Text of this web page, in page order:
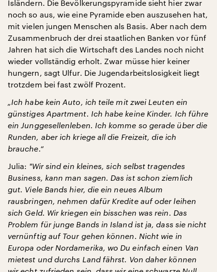
Isländern. Die Bevölkerungspyramide sieht hier zwar
noch so aus, wie eine Pyramide eben auszusehen hat,
mit vielen jungen Menschen als Basis. Aber nach dem
Zusammenbruch der drei staatlichen Banken vor fünf
Jahren hat sich die Wirtschaft des Landes noch nicht
wieder vollständig erholt. Zwar müsse hier keiner
hungern, sagt Ulfur. Die Jugendarbeitslosigkeit liegt
trotzdem bei fast zwölf Prozent.
„Ich habe kein Auto, ich teile mit zwei Leuten ein
günstiges Apartment. Ich habe keine Kinder. Ich führe
ein Junggesellenleben. Ich komme so gerade über die
Runden, aber ich kriege all die Freizeit, die ich
brauche.“
Julia: "Wir sind ein kleines, sich selbst tragendes
Business, kann man sagen. Das ist schon ziemlich
gut. Viele Bands hier, die ein neues Album
rausbringen, nehmen dafür Kredite auf oder leihen
sich Geld. Wir kriegen ein bisschen was rein. Das
Problem für junge Bands in Island ist ja, dass sie nicht
vernünftig auf Tour gehen können. Nicht wie in
Europa oder Nordamerika, wo Du einfach einen Van
mietest und durchs Land fährst. Von daher können